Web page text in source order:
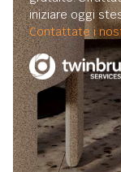
iniziare oggi
Contattate i